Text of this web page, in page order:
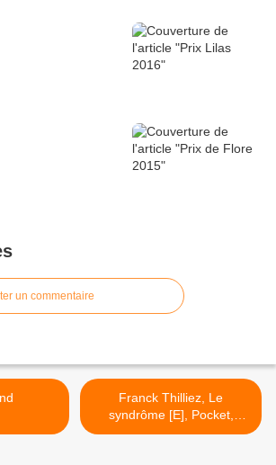
un commentaire
Franck Thilliez, Le
syndrôme [E], Pocket,
2011. >